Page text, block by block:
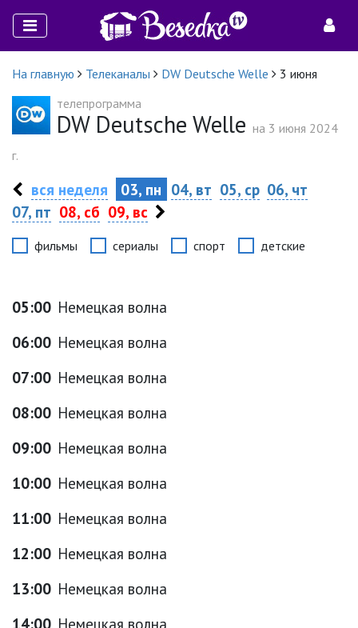
На главную Телеканалы DW Deutsche Welle
3 июня
телепрограмма
DW Deutsche Welle на 3 июня 2024
г.
вся неделя 03, пн 04, вт 05, ср 06, чт
07, пт 08, сб 09, вс
фильмы сериалы спорт детские
05:00 Немецкая волна
06:00 Немецкая волна
07:00 Немецкая волна
08:00 Немецкая волна
09:00 Немецкая волна
10:00 Немецкая волна
11:00 Немецкая волна
12:00 Немецкая волна
13:00 Немецкая волна
14:00 Немецкая волна